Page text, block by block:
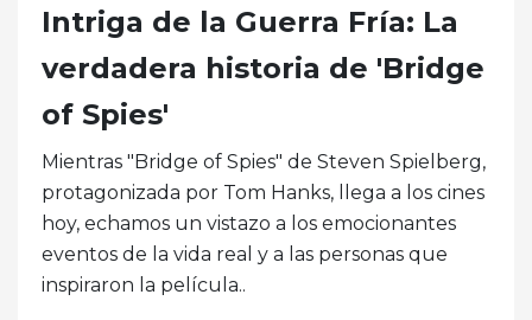
Intriga de la Guerra Fría: La
verdadera historia de 'Bridge
of Spies'
Mientras "Bridge of Spies" de Steven Spielberg,
protagonizada por Tom Hanks, llega a los cines
hoy, echamos un vistazo a los emocionantes
eventos de la vida real y a las personas que
inspiraron la película..